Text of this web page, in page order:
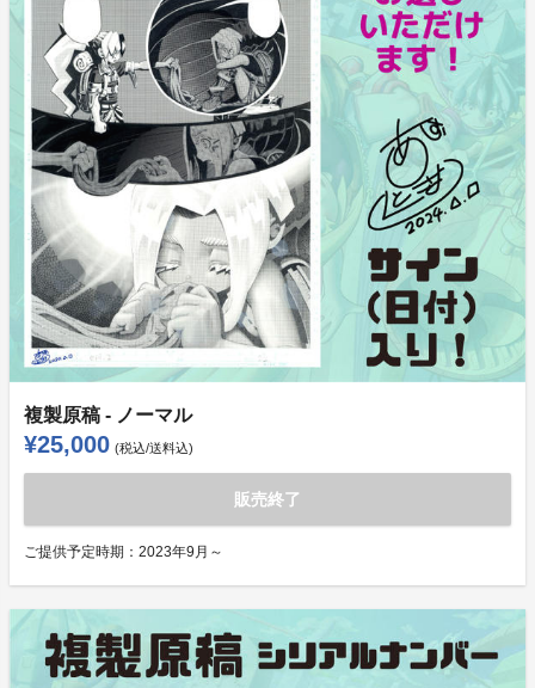
複製原稿 - ノーマル
¥25,000 (税込/送料込)
販売終了
ご提供予定時期： 2023年9月～